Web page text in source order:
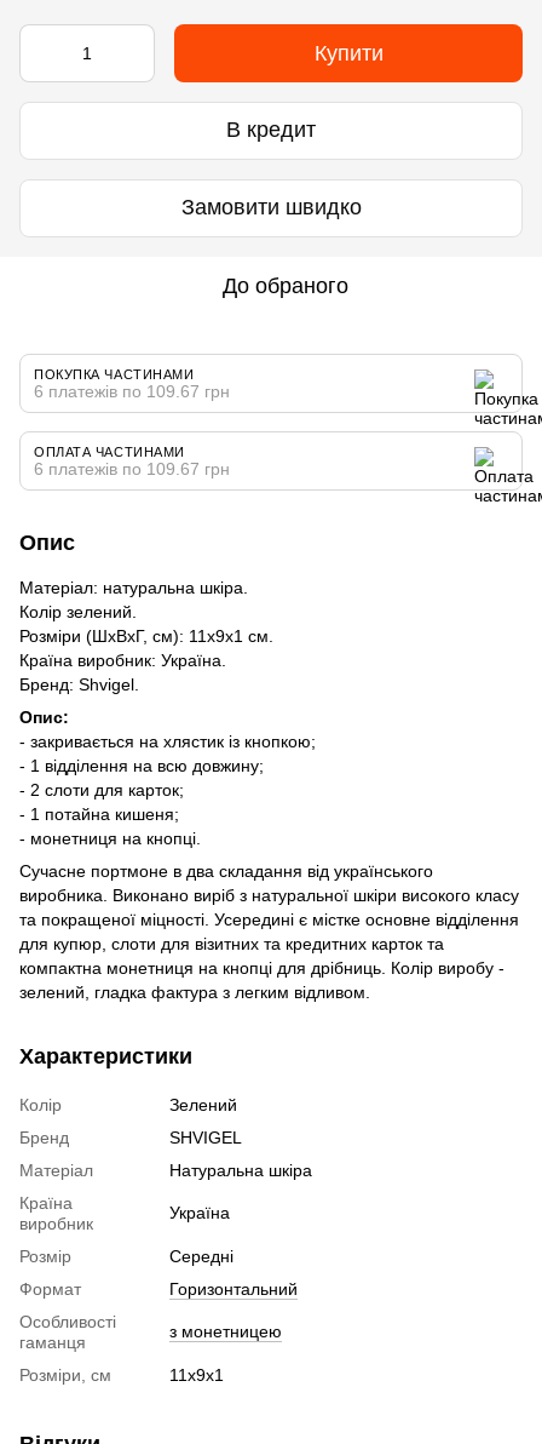
Купити
В кредит
Замовити швидко
До обраного
ПОКУПКА ЧАСТИНАМИ
6 платежів по 109.67 грн
ОПЛАТА ЧАСТИНАМИ
6 платежів по 109.67 грн
Опис
Матеріал: натуральна шкіра.
Колір зелений.
Розміри (ШхВхГ, см): 11х9х1 см.
Країна виробник: Україна.
Бренд: Shvigel.
Опис:
- закривається на хлястик із кнопкою;
- 1 відділення на всю довжину;
- 2 слоти для карток;
- 1 потайна кишеня;
- монетниця на кнопці.
Сучасне портмоне в два складання від українського
виробника. Виконано виріб з натуральної шкіри високого класу
та покращеної міцності. Усередині є містке основне відділення
для купюр, слоти для візитних та кредитних карток та
компактна монетниця на кнопці для дрібниць. Колір виробу -
зелений, гладка фактура з легким відливом.
Характеристики
Колір
Зелений
Бренд
SHVIGEL
Матеріал
Натуральна шкіра
Країна
виробник
Україна
Розмір
Середні
Формат
Горизонтальний
Особливості
гаманця
з монетницею
Розміри, см 11х9х1